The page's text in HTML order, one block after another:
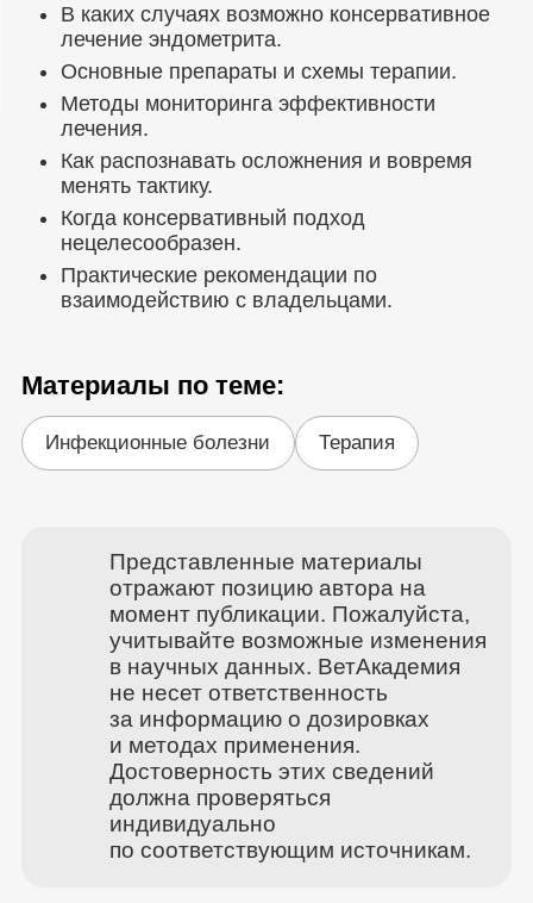
В каких случаях возможно консервативное
лечение эндометрита.
Основные препараты и схемы терапии.
Методы мониторинга эффективности
лечения.
Как распознавать осложнения и вовремя
менять тактику.
Когда консервативный подход
нецелесообразен.
Практические рекомендации по
взаимодействию с владельцами.
Материалы по теме:
Инфекционные болезни Терапия
Представленные материалы
отражают позицию автора на
момент публикации. Пожалуйста,
учитывайте возможные изменения
в научных данных. ВетАкадемия
не несет ответственность
за информацию о дозировках
и методах применения.
Достоверность этих сведений
должна проверяться
индивидуально
по соответствующим источникам.